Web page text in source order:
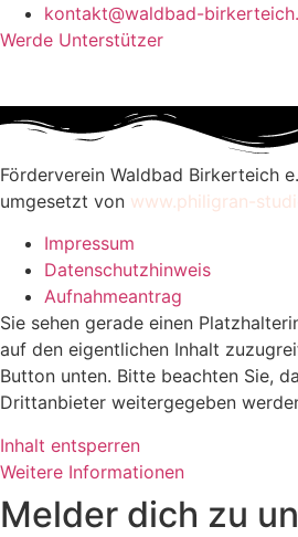
kontakt@waldbad-
Werde Unterstützer
Förderverein Waldbad Birkerteich
umgesetzt von www.philigran-
Impressum
Datenschutzhinweis
Aufnahmeantrag
Sie sehen gerade einen
auf den eigentlichen Inhalt
Button unten. Bitte beachten Sie,
Drittanbieter weitergegeben
Inhalt entsperren
Weitere Informationen
Melder dich zu